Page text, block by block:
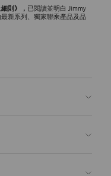
細則》， 已閱讀並明白 Jimmy
新系列、獨家聯乘產品及品